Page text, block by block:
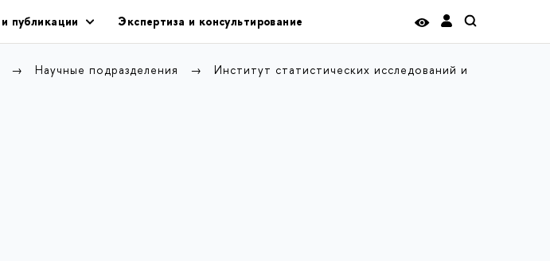
публикации Экспертиза и консультирование
Научные подразделения
Институт статистических исследований и